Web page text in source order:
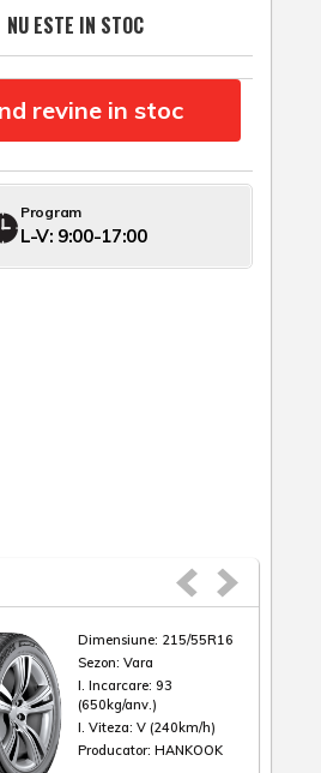
NU ESTE IN STOC
revine in stoc
Program
L-V: 9:00-17:00
Dimensiune: 215/55R16
Sezon:Vara
I. Incarcare:93
(650kg/anv.)
I. Viteza:V (240km/h)
Producator:HANKOOK